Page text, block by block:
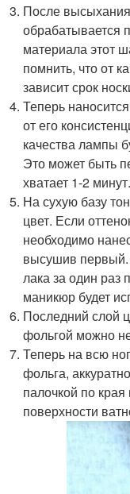
После
обрабатывается
материала этот
помнить, что от
зависит срок
Теперь
от его
качества лампы
Это может быть
хватает 1-2 минут.
На сухую базу
цвет. Если
необходимо
высушив первый.
лака за один раз
маникюр будет
Последний слой
фольгой можно
Теперь на всю
фольга,
палочкой по
поверхности